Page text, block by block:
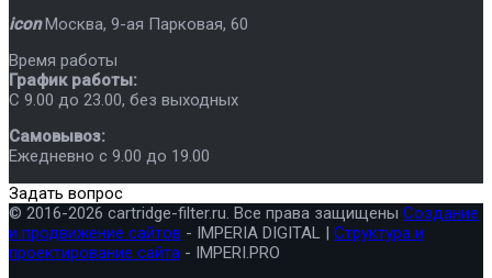
icon Москва, 9-ая Парковая, 60
Время работы
График работы:
C 9.00 до 23.00, без выходных
Самовывоз:
Ежедневно с 9.00 до 19.00
Задать вопрос
© 2016-2026 cartridge-filter.ru. Все права защищены Создание
и продвижение сайтов - IMPERIA DIGITAL | Структура и
проектирование сайта - IMPERI.PRO